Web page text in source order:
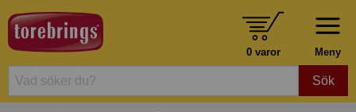
Meny
0 varor
Sök